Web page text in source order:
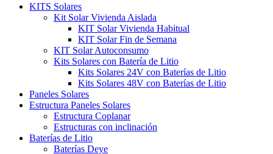
KITS Solares
Kit Solar Vivienda Aislada
KIT Solar Vivienda Habitual
KIT Solar Fin de Semana
KIT Solar Autoconsumo
Kits Solares con Batería de Litio
Kits Solares 24V con Baterías de Litio
Kits Solares 48V con Baterías de Litio
Paneles Solares
Estructura Paneles Solares
Estructura Coplanar
Estructuras con inclinación
Baterías de Litio
Baterías Deye